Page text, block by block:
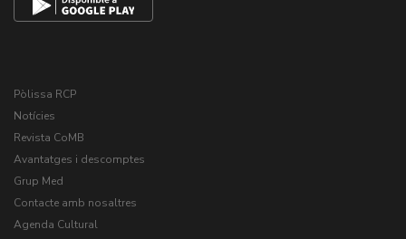
Pòlissa RCP
Notícies
Revista CoMB
Avantatges i descomptes
Grup Med
Contacte amb nosaltres
Agenda Cultural